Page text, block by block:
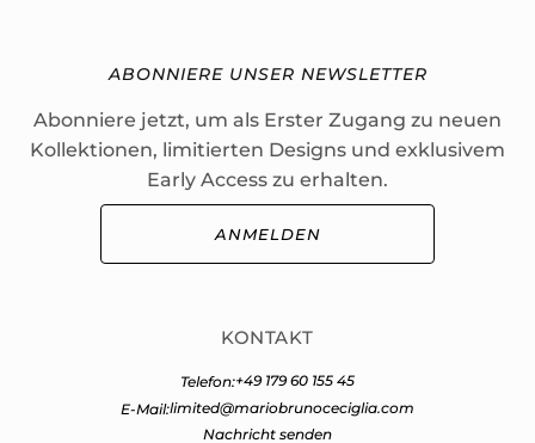
ABONNIERE UNSER NEWSLETTER
Abonniere jetzt, um als Erster Zugang zu neuen
Kollektionen, limitierten Designs und exklusivem
Early Access zu erhalten.
ANMELDEN
KONTAKT
Telefon:+49 179 60 155 45
E-Mail:limited@mariobrunoceciglia.com
Nachricht senden